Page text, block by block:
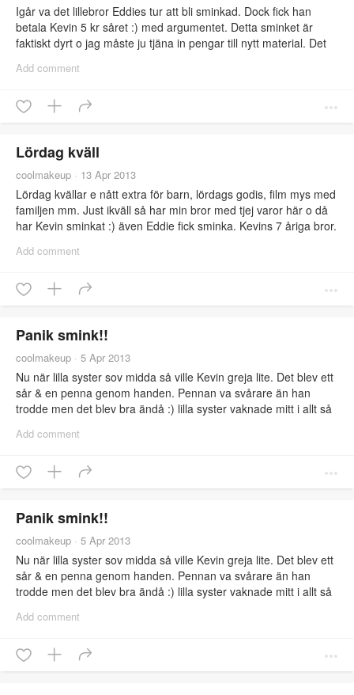
Igår va det lillebror Eddies tur att bli sminkad. Dock fick han
betala Kevin 5 kr såret :) med argumentet. Detta sminket är
faktiskt dyrt o jag måste ju tjäna in pengar till nytt material. Det
med myror i rumpan ;)
Add comment
Lördag kväll
coolmakeup · 13 Apr 2013
Lördag kvällar e nått extra för barn, lördags godis, film mys med
familjen mm. Just ikväll så har min bror med tjej varor här o då
har Kevin sminkat :) även Eddie fick sminka. Kevins 7 åriga bror.
Hans tjej Madde fick nån form av zombie utseende med en
åka o beställa mat på mc Donald i drive in haha ska bli kul o
Add comment
Panik smink!!
coolmakeup · 5 Apr 2013
Nu när lilla syster sov midda så ville Kevin greja lite. Det blev ett
sår & en penna genom handen. Pennan va svårare än han
trodde men det blev bra ändå :) lilla syster vaknade mitt i allt så
Add comment
Panik smink!!
coolmakeup · 5 Apr 2013
Nu när lilla syster sov midda så ville Kevin greja lite. Det blev ett
sår & en penna genom handen. Pennan va svårare än han
trodde men det blev bra ändå :) lilla syster vaknade mitt i allt så
Add comment